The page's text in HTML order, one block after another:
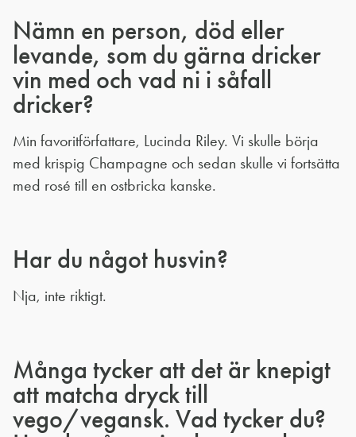
Nämn en person, död eller
levande, som du gärna dricker
vin med och vad ni i såfall
dricker?
Min favoritförfattare, Lucinda Riley. Vi skulle börja
med krispig Champagne och sedan skulle vi fortsätta
med rosé till en ostbricka kanske.
Har du något husvin?
Nja, inte riktigt.
Många tycker att det är knepigt
att matcha dryck till
vego/vegansk. Vad tycker du?